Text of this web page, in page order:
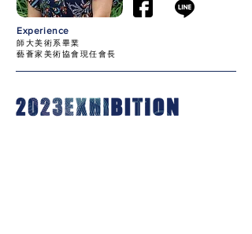
Experience
師大美術系畢業
藝薈家美術協會現任會長